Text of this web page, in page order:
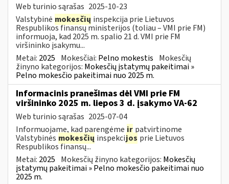
Web turinio sąrašas 2025-10-23
Valstybinė mokesčių inspekcija prie Lietuvos
Respublikos finansų ministerijos (toliau – VMI prie FM)
informuoja, kad 2025 m. spalio 21 d. VMI prie FM
viršininko įsakymu...
Metai: 2025 Mokesčiai: Pelno mokestis Mokesčių
žinyno kategorijos: Mokesčių įstatymų pakeitimai »
Pelno mokesčio pakeitimai nuo 2025 m.
Informacinis pranešimas dėl VMI prie FM
viršininko 2025 m. liepos 3 d. įsakymo VA-62
Web turinio sąrašas 2025-07-04
Informuojame, kad parengėme ir patvirtinome
Valstybinės mokesčių inspekcijos prie Lietuvos
Respublikos finansų...
Metai: 2025 Mokesčių žinyno kategorijos: Mokesčių
įstatymų pakeitimai » Pelno mokesčio pakeitimai nuo
2025 m.